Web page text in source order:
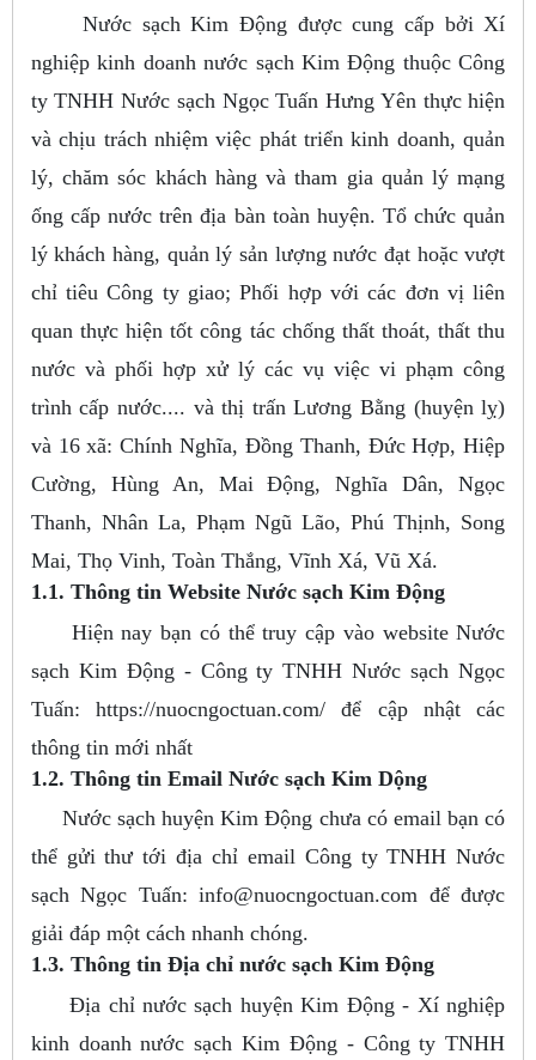
Nước sạch Kim Động được cung cấp bởi Xí
nghiệp kinh doanh nước sạch Kim Động thuộc Công
ty TNHH Nước sạch Ngọc Tuấn Hưng Yên thực hiện
và chịu trách nhiệm việc phát triển kinh doanh, quản
lý, chăm sóc khách hàng và tham gia quản lý mạng
ống cấp nước trên địa bàn toàn huyện. Tổ chức quản
lý khách hàng, quản lý sản lượng nước đạt hoặc vượt
chỉ tiêu Công ty giao; Phối hợp với các đơn vị liên
quan thực hiện tốt công tác chống thất thoát, thất thu
nước và phối hợp xử lý các vụ việc vi phạm công
trình cấp nước.... và thị trấn Lương Bằng (huyện lỵ)
và 16 xã: Chính Nghĩa, Đồng Thanh, Đức Hợp, Hiệp
Cường, Hùng An, Mai Động, Nghĩa Dân, Ngọc
Thanh, Nhân La, Phạm Ngũ Lão, Phú Thịnh, Song
Mai, Thọ Vinh, Toàn Thắng, Vĩnh Xá, Vũ Xá.
1.1. Thông tin Website Nước sạch Kim Động
Hiện nay bạn có thể truy cập vào website Nước
sạch Kim Động - Công ty TNHH Nước sạch Ngọc
Tuấn: https://nuocngoctuan.com/ để cập nhật các
thông tin mới nhất
1.2. Thông tin Email Nước sạch Kim Dộng
Nước sạch huyện Kim Động chưa có email bạn có
thể gửi thư tới địa chỉ email Công ty TNHH Nước
sạch Ngọc Tuấn:info@nuocngoctuan.com để được
giải đáp một cách nhanh chóng.
1.3. Thông tin Địa chỉ nước sạch Kim Động
Địa chỉ nước sạch huyện Kim Động - Xí nghiệp
kinh doanh nước sạch Kim Động - Công ty TNHH